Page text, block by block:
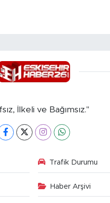
İlkeli ve Bağımsız."
Trafik Durumu
Haber Arşivi